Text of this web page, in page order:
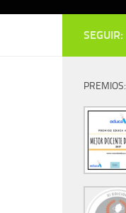
SEGUIR:
PREMIOS: